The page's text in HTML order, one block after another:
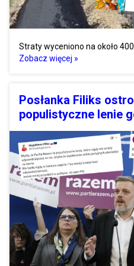
Straty wyceniono na około
Zobacz więcej »
Posłanka Filiks
populistyczne lenie